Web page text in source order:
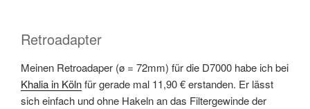
Retroadapter
Meinen Retroadaper (ø = 72mm) für die D7000 habe ich bei
Khalia in Kölnfür gerade mal 11,90 € erstanden. Er lässt
sich einfach und ohne Hakeln an das Filtergewinde der